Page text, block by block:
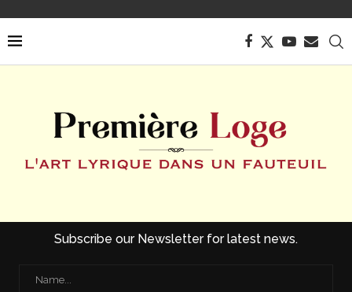
Subscribe our Newsletter for latest news.